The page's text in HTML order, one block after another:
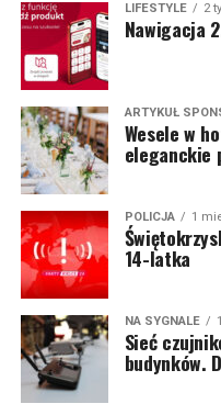
LIFESTYLE 2
Nawigacja
ARTYKUŁ
Wesele w
eleganckie
POLICJA 1
14-latka
NA SYGNALE
Sieć
budynków.